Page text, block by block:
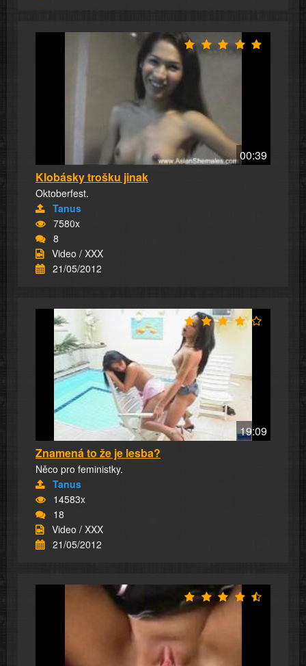
00:39
Klobásky trošku jinak
Oktoberfest.
Tanus
7580x
8
Video / XXX
21/05/2012
19:09
Znamená to že je lesba?
Něco pro feministky.
Tanus
14583x
18
Video / XXX
21/05/2012